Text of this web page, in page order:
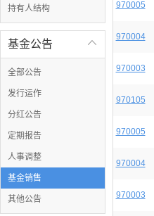
持有人结构

基金公告
全部公告
发行运作
分红公告
定期报告
人事调整
基金销售
其他公告
970005
970004
970003
970105
970005
970004
970003